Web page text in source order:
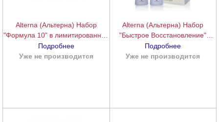
Alterna (Альтерна) Набор
"Формула 10" в лимитированной
коробке (The Science of Ten
Perfect Blend Trio Set),подробнее
Подробнее
Уже не производится
Alterna (Альтерна) Набор
"Быстрое Восстановление"
(Шампунь+Кондиционер) (Caviar
Repair RX Duo), 500 мл.подробнее
Подробнее
Уже не производится